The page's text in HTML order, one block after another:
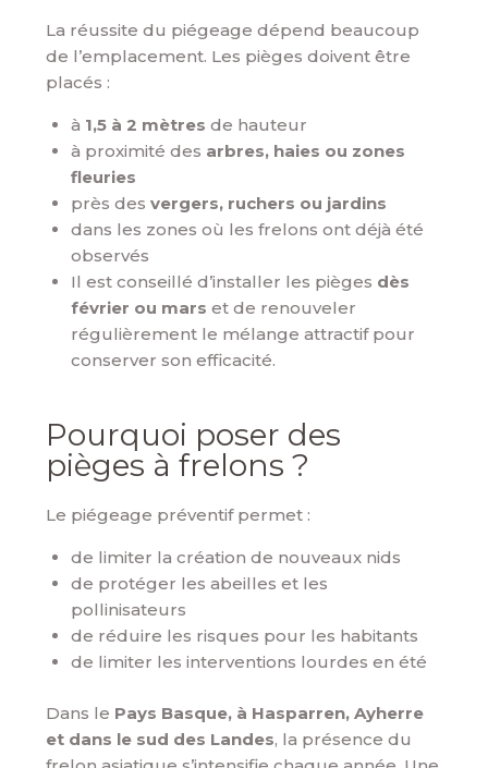
La réussite du piégeage dépend beaucoup
de l’emplacement. Les pièges doivent être
placés :
à 1,5 à 2 mètres de hauteur
à proximité des arbres, haies ou zones
fleuries
près des vergers, ruchers ou jardins
dans les zones où les frelons ont déjà été
observés
Il est conseillé d’installer les pièges dès
février ou mars et de renouveler
régulièrement le mélange attractif pour
conserver son efficacité.
Pourquoi poser des
pièges à frelons ?
Le piégeage préventif permet :
de limiter la création de nouveaux nids
de protéger les abeilles et les
pollinisateurs
de réduire les risques pour les habitants
de limiter les interventions lourdes en été
Dans le Pays Basque, à Hasparren, Ayherre
et dans le sud des Landes, la présence du